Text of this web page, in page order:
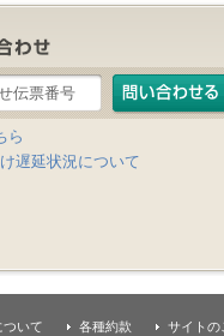
ら
遅延状況について
いて 各種約款 サイトの